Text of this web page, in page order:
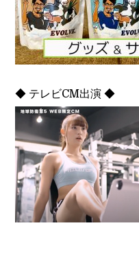
◆ テレビCM出演 ◆